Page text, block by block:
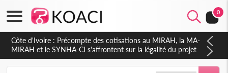
0
Côte d'Ivoire : Précompte des cotisations au MIRAH, la MA-
MIRAH et le SYNHA-CI s'affrontent sur la légalité du projet